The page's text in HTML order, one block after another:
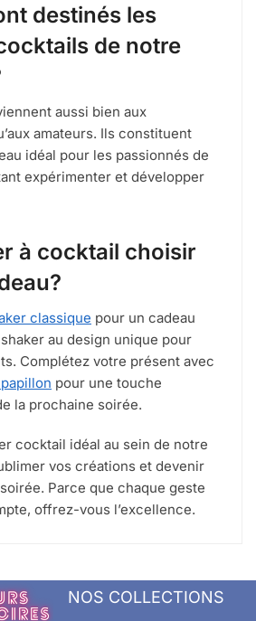
destinés les
de notre
aussi bien aux
amateurs. Ils constituent
idéal pour les passionnés de
expérimenter et développer
à cocktail choisir
classique pour un cadeau
au design unique pour
Complétez votre présent avec
pour une touche
la prochaine soirée.
cocktail idéal au sein de notre
vos créations et devenir
Parce que chaque geste
offrez-vous l’excellence.
NOS COLLECTIONS